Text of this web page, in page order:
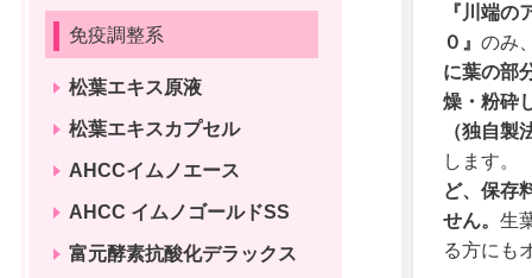
『川端の
０』 のみ
に葉の部
燥・粉砕
（独自製
します
ど、保存
せん。 生
る方にも
免疫調整系
松葉エキス原液
松葉エキスカプセル
AHCCイムノエース
AHCC イムノゴールドSS
富元酵素抗酸化デラックス